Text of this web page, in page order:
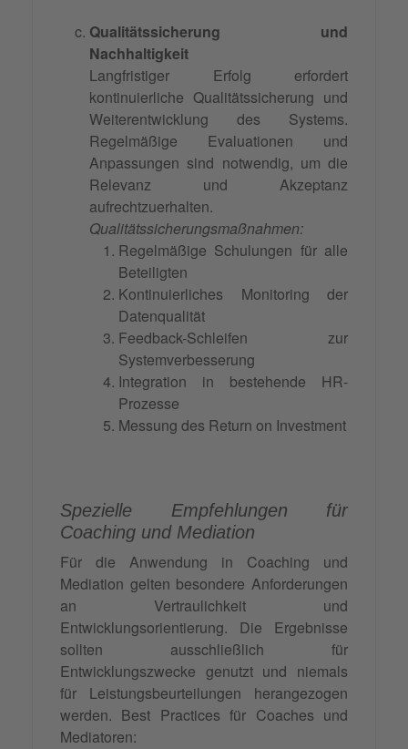
Qualitätssicherung und
Nachhaltigkeit
Langfristiger Erfolg erfordert
kontinuierliche Qualitätssicherung und
Weiterentwicklung des Systems.
Regelmäßige Evaluationen und
Anpassungen sind notwendig, um die
Relevanz und Akzeptanz
aufrechtzuerhalten.
Qualitätssicherungsmaßnahmen:
Regelmäßige Schulungen für alle
Beteiligten
Kontinuierliches Monitoring der
Datenqualität
Feedback-Schleifen zur
Systemverbesserung
Integration in bestehende HR-
Prozesse
Messung des Return on Investment
Spezielle Empfehlungen für
Coaching und Mediation
Für die Anwendung in Coaching und
Mediation gelten besondere Anforderungen
an Vertraulichkeit und
Entwicklungsorientierung. Die Ergebnisse
sollten ausschließlich für
Entwicklungszwecke genutzt und niemals
für Leistungsbeurteilungen herangezogen
werden. Best Practices für Coaches und
Mediatoren: